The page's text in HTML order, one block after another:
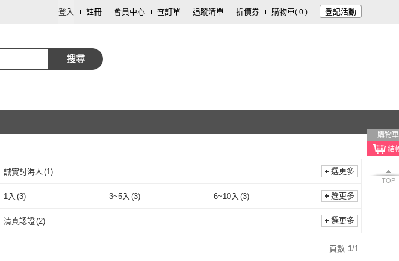
登入 註冊 會員中心 查訂單 追蹤清單 折價券 購物車( 0 ) 登記活動
搜尋
購物車
TOP
誠實討海人 (1)
取消 選更多
1入 (3) 3~5入 (3) 6~10入 (3)
1入
選更多
清真認證(2)
取消 選更多
頁數 1/1